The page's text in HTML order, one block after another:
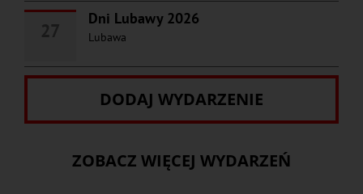
Dni Lubawy 2026
Lubawa
DODAJ WYDARZENIE
ZOBACZ WIĘCEJ WYDARZEŃ